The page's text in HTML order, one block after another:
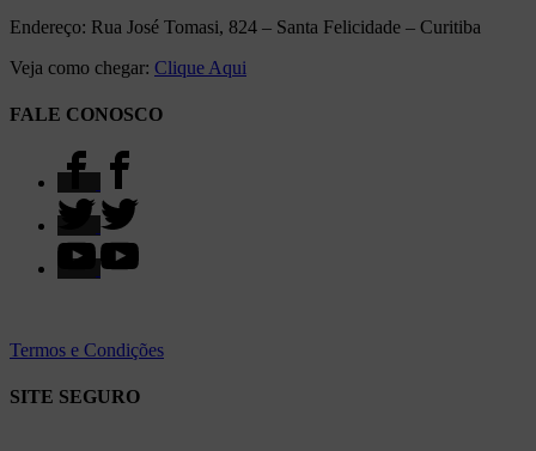
Endereço: Rua José Tomasi, 824 – Santa Felicidade – Curitiba
Veja como chegar: Clique Aqui
FALE CONOSCO
Termos e Condições
SITE SEGURO